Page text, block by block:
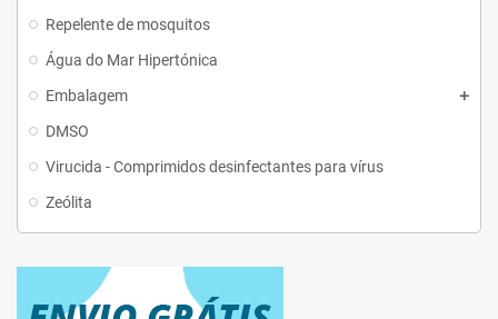
Repelente de mosquitos
Água do Mar Hipertónica
Embalagem
DMSO
Virucida - Comprimidos desinfectantes para vírus
Zeólita